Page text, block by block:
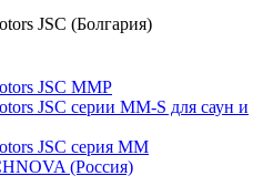
JSC (Болгария)
JSC MMP
JSC серии MM-S для саун и
JSC серия МM
(Россия)